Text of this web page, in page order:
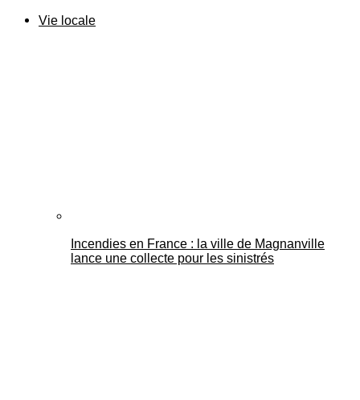
Vie locale
Incendies en France : la ville de Magnanville
lance une collecte pour les sinistrés